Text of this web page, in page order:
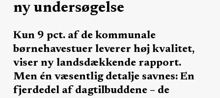
ny undersøgelse
Kun 9 pct. af de kommunale
børnehavestuer leverer høj kvalitet,
viser ny landsdækkende rapport.
Men én væsentlig detalje savnes: En
fjerdedel af dagtilbuddene – de